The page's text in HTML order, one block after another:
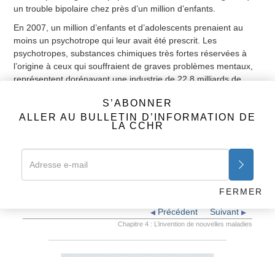
un trouble bipolaire chez près d’un million d’enfants.
En 2007, un million d’enfants et d’adolescents prenaient au
moins un psychotrope qui leur avait été prescrit. Les
psychotropes, substances chimiques très fortes réservées à
l’origine à ceux qui souffraient de graves problèmes mentaux,
représentent dorénavant une industrie de 22,8 milliards de
Pourtant les gens ne sont pas du tout conscients du fait qu’un
diagnostic psychiatrique ne repose pas sur quelque chose de
d’un vote.
Ce qui soulève la prochaine question : Comment les
psychiatres qui ont inventé ces « troubles » font-ils pour que les
Suivant
Précédent
Chapitre 4 : L’invention de nouvelles maladies
S’ABONNER
ALLER AU BULLETIN D’INFORMATION DE
LA CCHR
FERMER